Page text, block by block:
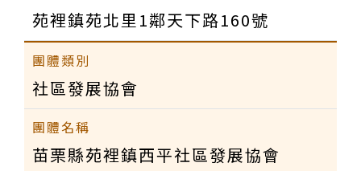
苑裡鎮苑北里1鄰天下路160號
社區發展協會
苗栗縣苑裡鎮西平社區發展協會